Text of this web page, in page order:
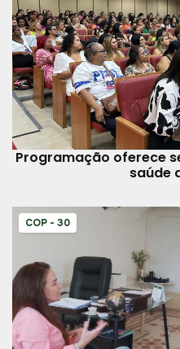
Programação oferece
saúde
COP - 30